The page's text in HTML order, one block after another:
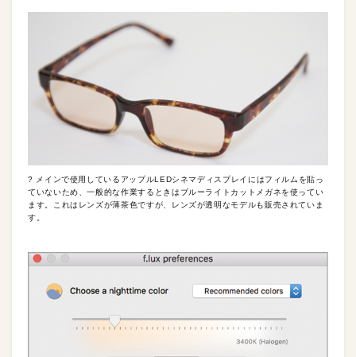
? メインで使用しているアップルLEDシネマディスプレイにはフィルムを貼っ
ていないため、一般的な作業するときはブルーライトカットメガネを使ってい
ます。これはレンズが薄茶色ですが、レンズが透明なモデルも販売されていま
す。